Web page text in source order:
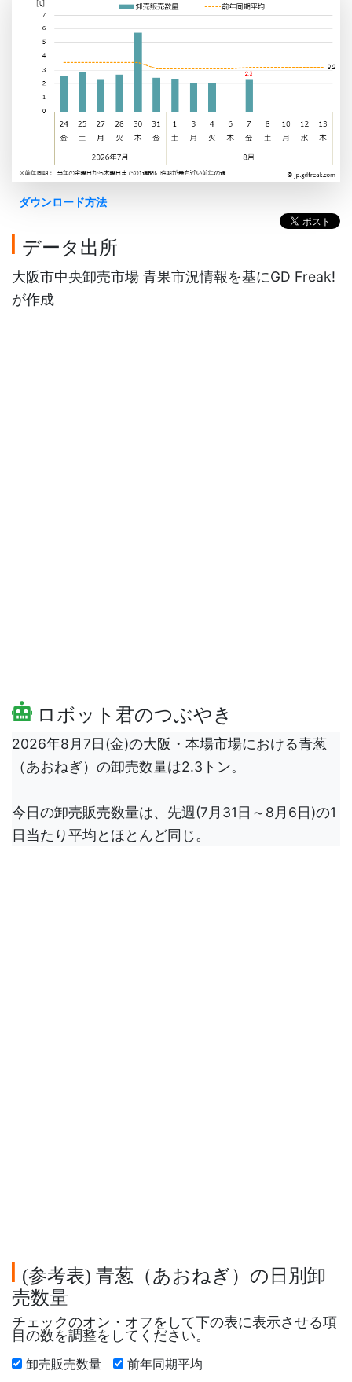
ダウンロード方法
データ出所
大阪市中央卸売市場 青果市況情報を基にGD Freak!
が作成
ロボット君のつぶやき
2026年8月7日(金)の大阪・本場市場における青葱
（あおねぎ）の卸売数量は2.3トン。
今日の卸売販売数量は、先週(7月31日～8月6日)の1
日当たり平均とほとんど同じ。
(参考表) 青葱（あおねぎ）の日別卸
売数量
チェックのオン・オフをして下の表に表示させる項
目の数を調整をしてください。
卸売販売数量 前年同期平均